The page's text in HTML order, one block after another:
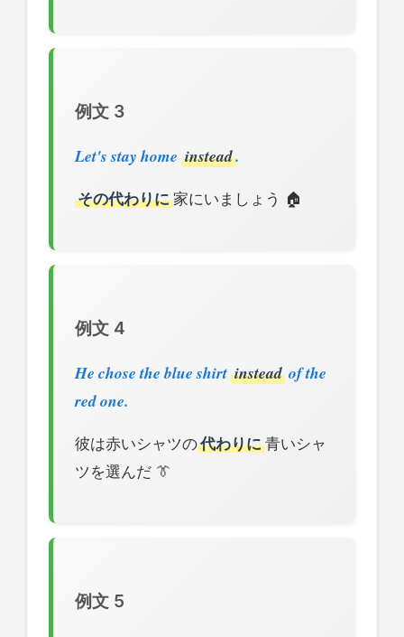
例文 3
Let's stay home instead.
その代わりに家にいましょう 🏠
例文 4
He chose the blue shirt instead of the
red one.
彼は赤いシャツの代わりに青いシャ
ツを選んだ 👔
例文 5